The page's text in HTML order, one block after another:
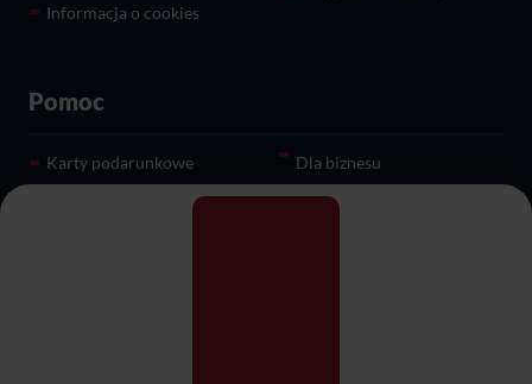
Informacja o cookies
Pomoc
Karty podarunkowe Dla biznesu
Restauracje